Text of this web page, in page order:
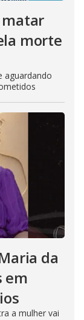
matar
morte
aguardando
da
em
a mulher vai